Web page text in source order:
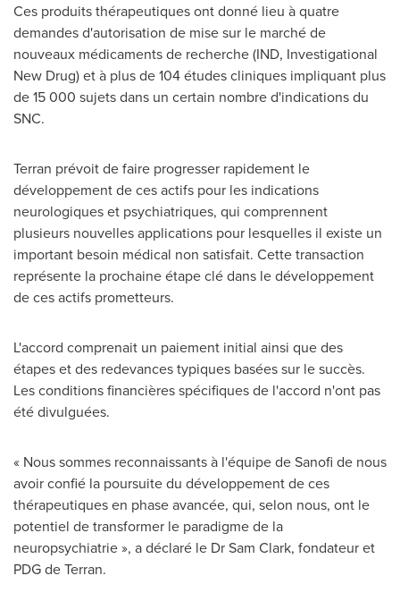
Ces produits thérapeutiques ont donné lieu à quatre
demandes d'autorisation de mise sur le marché de
nouveaux médicaments de recherche (IND, Investigational
New Drug) et à plus de 104 études cliniques impliquant plus
de 15 000 sujets dans un certain nombre d'indications du
SNC.
Terran prévoit de faire progresser rapidement le
développement de ces actifs pour les indications
neurologiques et psychiatriques, qui comprennent
plusieurs nouvelles applications pour lesquelles il existe un
important besoin médical non satisfait. Cette transaction
représente la prochaine étape clé dans le développement
de ces actifs prometteurs.
L'accord comprenait un paiement initial ainsi que des
étapes et des redevances typiques basées sur le succès.
Les conditions financières spécifiques de l'accord n'ont pas
été divulguées.
« Nous sommes reconnaissants à l'équipe de Sanofi de nous
avoir confié la poursuite du développement de ces
thérapeutiques en phase avancée, qui, selon nous, ont le
potentiel de transformer le paradigme de la
neuropsychiatrie », a déclaré le DrSam Clark, fondateur et
PDG de Terran.